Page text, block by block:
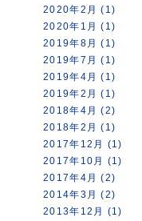
2020年2月 (1)
2020年1月 (1)
2019年8月 (1)
2019年7月 (1)
2019年4月 (1)
2019年2月 (1)
2018年4月 (2)
2018年2月 (1)
2017年12月 (1)
2017年10月 (1)
2017年4月 (2)
2014年3月 (2)
2013年12月 (1)